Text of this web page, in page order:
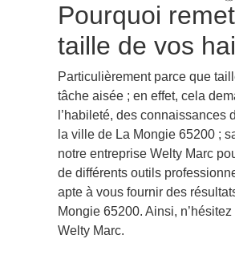
Pourquoi
taille de vos
Particulièrement parce que
tâche aisée ; en effet, cela
l’habileté, des
la ville de La Mongie 65200 ;
notre entreprise Welty Marc
de différents outils
apte à vous fournir des
Mongie 65200. Ainsi,
Welty Marc.